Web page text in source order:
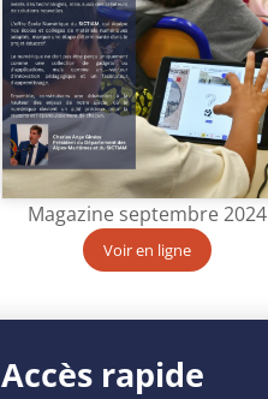
Magazine septembre 2024
Voir en ligne
Accès rapide